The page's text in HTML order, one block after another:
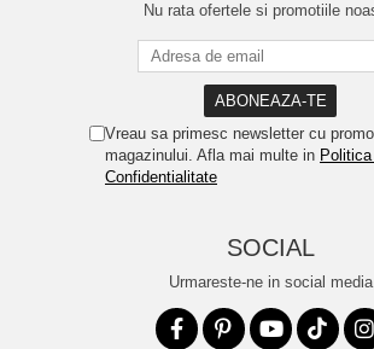
Nu rata ofertele si promotiile
Vreau sa primesc newsletter cu
magazinului. Afla mai multe in
Confidentialitate
SOCIAL
Urmareste-ne in social media